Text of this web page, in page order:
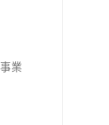
業